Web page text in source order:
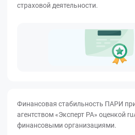
страховой деятельности.
Финансовая стабильность ПАРИ
агентством «Эксперт РА» оценкой
финансовыми организациями.